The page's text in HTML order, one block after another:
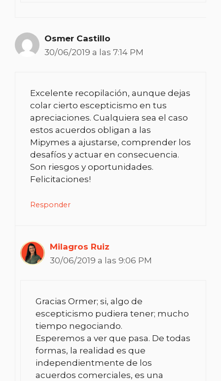
Osmer Castillo
30/06/2019 a las 7:14 PM
Excelente recopilación, aunque dejas
colar cierto escepticismo en tus
apreciaciones. Cualquiera sea el caso
estos acuerdos obligan a las
Mipymes a ajustarse, comprender los
desafíos y actuar en consecuencia.
Son riesgos y oportunidades.
Felicitaciones!
Responder
Milagros Ruiz
30/06/2019 a las 9:06 PM
Gracias Ormer; si, algo de
escepticismo pudiera tener; mucho
tiempo negociando.
Esperemos a ver que pasa. De todas
formas, la realidad es que
independientmente de los
acuerdos comerciales, es una